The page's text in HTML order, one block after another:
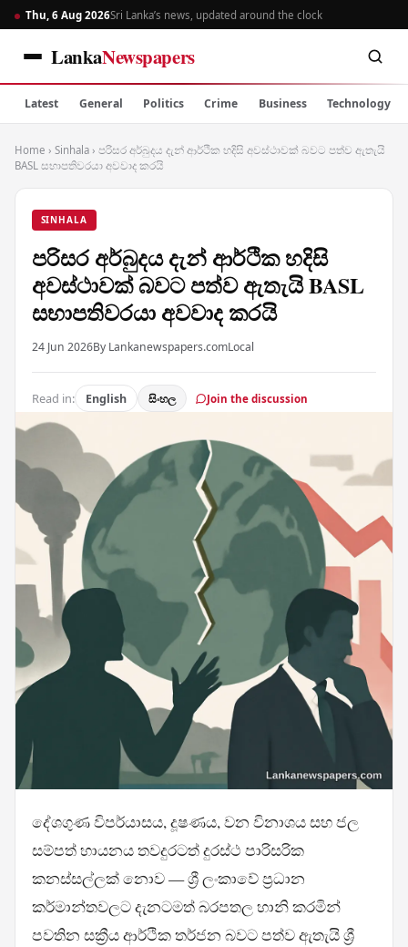
Thu, 6 Aug 2026Sri Lanka’s news, updated around the clock
LankaNewspapers
Latest General Politics Crime Business Technology
Home › Sinhala › පරිසර අර්බුදය දැන් ආර්ථික හදිසි අවස්ථාවක් බවට පත්ව ඇතැයි
BASL සභාපතිවරයා අවවාද කරයි
SINHALA
පරිසර අර්බුදය දැන් ආර්ථික හදිසි
අවස්ථාවක් බවට පත්ව ඇතැයි BASL
සභාපතිවරයා අවවාද කරයි
24 Jun 2026By Lankanewspapers.comLocal
Read in: English සිංහල Join the discussion
දේශගුණ විපර්යාසය, දූෂණය, වන විනාශය සහ ජල
සම්පත් හායනය තවදුරටත් දුරස්ථ පාරිසරික
කනස්සල්ලක් නොව — ශ්‍රී ලංකාවේ ප්‍රධාන
කර්මාන්තවලට දැනටමත් බරපතල හානි කරමින්
පවතින සක්‍රීය ආර්ථික තර්ජන බවට පත්ව ඇතැයි ශ්‍රී